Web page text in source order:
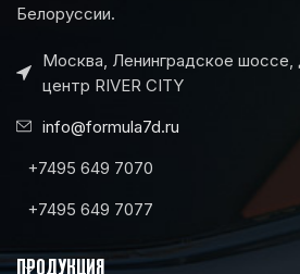
Белоруссии.
Москва, Ленинградское шоссе,
центр RIVER CITY
info@formula7d.ru
+7495 649 7070
+7495 649 7077
ПРОДУКЦИЯ